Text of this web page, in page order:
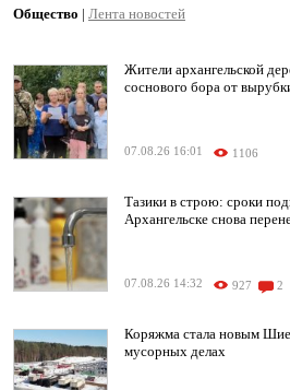
Общество | Лента новостей
Жители архангельской
соснового бора от
07.08.26 16:01 1106
Тазики в строю: сроки
Архангельске снова
07.08.26 14:32 927 2
Коряжма стала новым
мусорных делах